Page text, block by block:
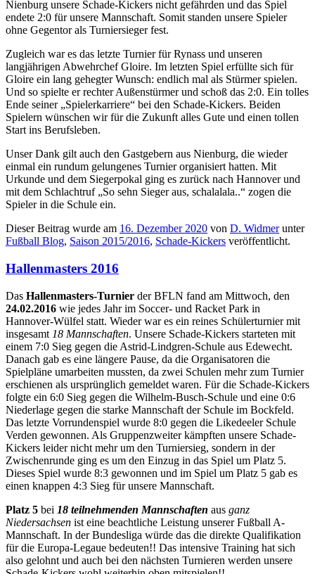
Nienburg unsere Schade-Kickers nicht gefährden und das Spiel
endete 2:0 für unsere Mannschaft. Somit standen unsere Spieler
ohne Gegentor als Turniersieger fest.
Zugleich war es das letzte Turnier für Rynass und unseren
langjährigen Abwehrchef Gloire. Im letzten Spiel erfüllte sich für
Gloire ein lang gehegter Wunsch: endlich mal als Stürmer spielen.
Und so spielte er rechter Außenstürmer und schoß das 2:0. Ein tolles
Ende seiner „Spielerkarriere“ bei den Schade-Kickers. Beiden
Spielern wünschen wir für die Zukunft alles Gute und einen tollen
Start ins Berufsleben.
Unser Dank gilt auch den Gastgebern aus Nienburg, die wieder
einmal ein rundum gelungenes Turnier organisiert hatten. Mit
Urkunde und dem Siegerpokal ging es zurück nach Hannover und
mit dem Schlachtruf „So sehn Sieger aus, schalalala..“ zogen die
Spieler in die Schule ein.
Dieser Beitrag wurde am 16. Dezember 2020 von D. Widmerunter
Fußball Blog, Saison 2015/2016, Schade-Kickers veröffentlicht.
Hallenmasters 2016
Das Hallenmasters-Turnier der BFLN fand am Mittwoch, den
24.02.2016 wie jedes Jahr im Soccer- und Racket Park in
Hannover-Wülfel statt. Wieder war es ein reines Schülerturnier mit
insgesamt 18 Mannschaften. Unsere Schade-Kickers starteten mit
einem 7:0 Sieg gegen die Astrid-Lindgren-Schule aus Edewecht.
Danach gab es eine längere Pause, da die Organisatoren die
Spielpläne umarbeiten mussten, da zwei Schulen mehr zum Turnier
erschienen als ursprünglich gemeldet waren. Für die Schade-Kickers
folgte ein 6:0 Sieg gegen die Wilhelm-Busch-Schule und eine 0:6
Niederlage gegen die starke Mannschaft der Schule im Bockfeld.
Das letzte Vorrundenspiel wurde 8:0 gegen die Likedeeler Schule
Verden gewonnen. Als Gruppenzweiter kämpften unsere Schade-
Kickers leider nicht mehr um den Turniersieg, sondern in der
Zwischenrunde ging es um den Einzug in das Spiel um Platz 5.
Dieses Spiel wurde 8:3 gewonnen und im Spiel um Platz 5 gab es
einen knappen 4:3 Sieg für unsere Mannschaft.
Platz 5 bei 18 teilnehmenden Mannschaften aus ganz
Niedersachsen ist eine beachtliche Leistung unserer Fußball A-
Mannschaft. In der Bundesliga würde das die direkte Qualifikation
für die Europa-Legaue bedeuten!! Das intensive Training hat sich
also gelohnt und auch bei den nächsten Turnieren werden unsere